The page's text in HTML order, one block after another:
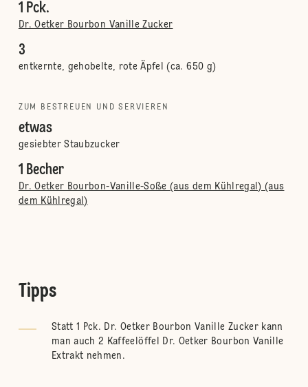
1 Pck.
Dr. Oetker Bourbon Vanille Zucker
3
entkernte, gehobelte, rote Äpfel (ca. 650 g)
ZUM BESTREUEN UND SERVIEREN
etwas
gesiebter Staubzucker
1 Becher
Dr. Oetker Bourbon-Vanille-Soße (aus dem Kühlregal) (aus
dem Kühlregal)
Tipps
Statt 1 Pck. Dr. Oetker Bourbon Vanille Zucker kann
man auch 2 Kaffeelöffel Dr. Oetker Bourbon Vanille
Extrakt nehmen.